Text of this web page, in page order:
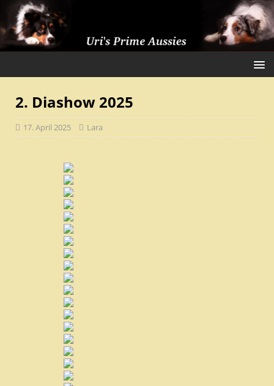
2. Diashow 2025
17. April 2025 Lara